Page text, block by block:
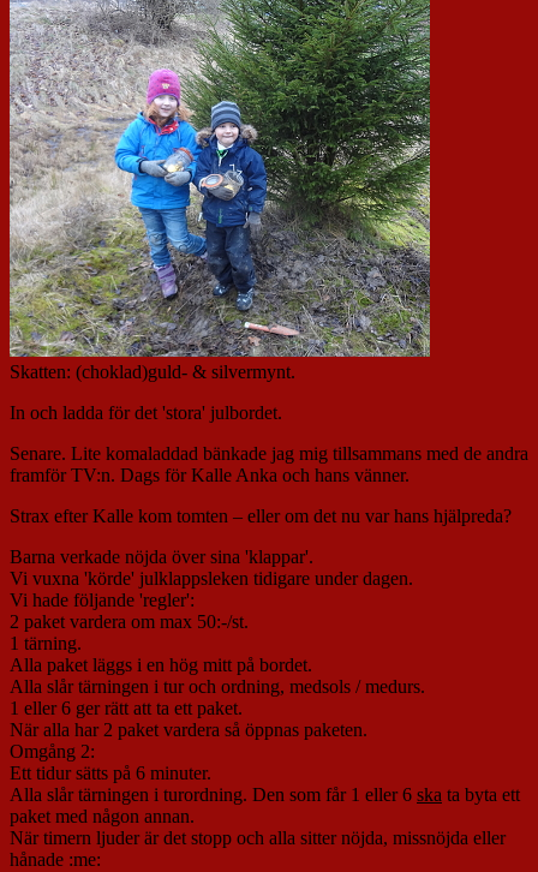
Skatten: (choklad)guld- & silvermynt.
In och ladda för det 'stora' julbordet.
Senare. Lite komaladdad bänkade jag mig tillsammans med de andra
framför TV:n. Dags för Kalle Anka och hans vänner.
Strax efter Kalle kom tomten – eller om det nu var hans hjälpreda?
Barna verkade nöjda över sina 'klappar'.
Vi vuxna 'körde' julklappsleken tidigare under dagen.
Vi hade följande 'regler':
2 paket vardera om max 50:-/st.
1 tärning.
Alla paket läggs i en hög mitt på bordet.
Alla slår tärningen i tur och ordning, medsols / medurs.
1 eller 6 ger rätt att ta ett paket.
När alla har 2 paket vardera så öppnas paketen.
Omgång 2:
Ett tidur sätts på 6 minuter.
Alla slår tärningen i turordning. Den som får 1 eller 6 ska ta byta ett
paket med någon annan.
När timern ljuder är det stopp och alla sitter nöjda, missnöjda eller
hånade :me: